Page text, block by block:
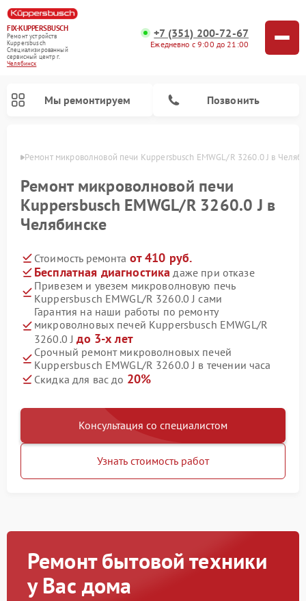
FIX-KUPPERSBUSCH
Ремонт устройств
Kuppersbusch
Специализированный
cервисный центр г.
Челябинск
+7 (351) 200-72-67
Ежедневно с 9:00 до 21:00
Мы ремонтируем Позвонить
Ремонт микроволновой печи Kuppersbusch EMWGL/R 3260.0 J в
Ремонт микроволновой печи
Kuppersbusch EMWGL/R 3260.0 J в
Челябинске
Стоимость ремонта от 410 руб.
Бесплатная диагностика даже при отказе
Привезем и увезем микроволновую печь
Kuppersbusch EMWGL/R 3260.0 J сами
Гарантия на наши работы по ремонту
микроволновых печей Kuppersbusch EMWGL/R
3260.0 Jдо 3-х лет
Срочный ремонт микроволновых печей
Kuppersbusch EMWGL/R 3260.0 J в течении часа
Скидка для вас до 20%
Консультация со специалистом
Узнать стоимость работ
Ремонт бытовой техники
у Вас дома